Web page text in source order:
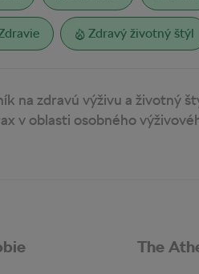
Zdravý životný štýl
na zdravú výživu a životný
v oblasti osobného
The